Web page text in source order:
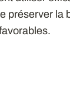
préserver la